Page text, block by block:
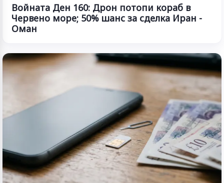
Войната Ден 160: Дрон потопи кораб в
Червено море; 50% шанс за сделка Иран -
Оман